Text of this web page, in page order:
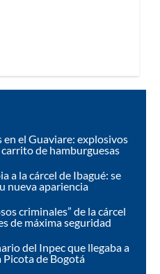
el Guaviare: explosivos
de hamburguesas
a la cárcel de Ibagué: se
nueva apariencia
criminales” de la cárcel
de máxima seguridad
del Inpec que llegaba a
Picota de Bogotá